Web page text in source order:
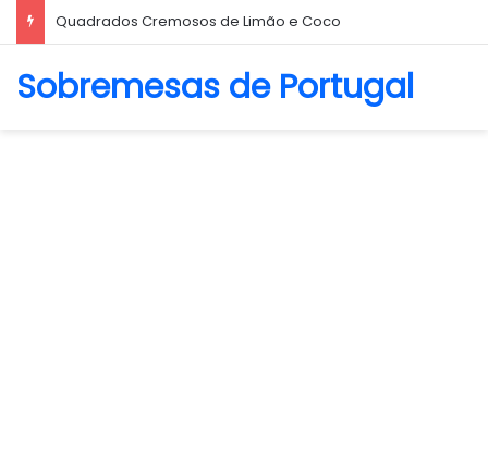
Biscoito Amanteigado
Sobremesas de Portugal